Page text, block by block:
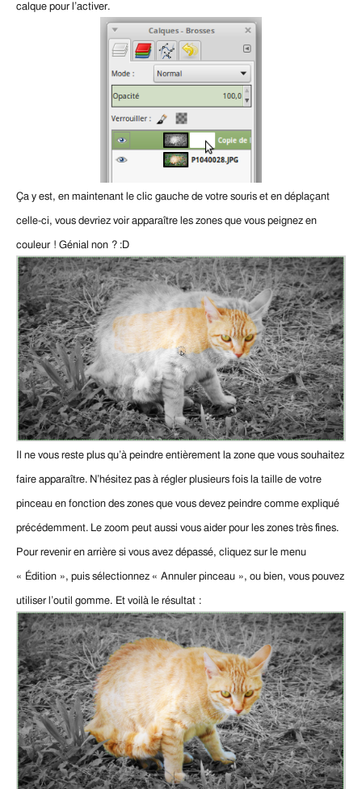
calque pour l’activer.
Ça y est, en maintenant le clic gauche de votre souris et en déplaçant
celle-ci, vous devriez voir apparaître les zones que vous peignez en
couleur ! Génial non ? :D
Il ne vous reste plus qu’à peindre entièrement la zone que vous souhaitez
faire apparaître. N’hésitez pas à régler plusieurs fois la taille de votre
pinceau en fonction des zones que vous devez peindre comme expliqué
précédemment. Le zoom peut aussi vous aider pour les zones très fines.
Pour revenir en arrière si vous avez dépassé, cliquez sur le menu
« Édition », puis sélectionnez « Annuler pinceau », ou bien, vous pouvez
utiliser l’outil gomme. Et voilà le résultat :